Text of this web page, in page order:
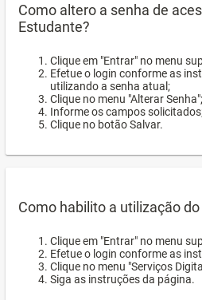
Como altero a senha de
Estudante?
Clique em "Entrar" no menu
Efetue o login conforme as
utilizando a senha atual;
Clique no menu "Alterar Senha";
Informe os campos
Clique no botão Salvar.
Como habilito a utilização do
Clique em "Entrar" no menu
Efetue o login conforme as
Clique no menu "Serviços
Siga as instruções da página.